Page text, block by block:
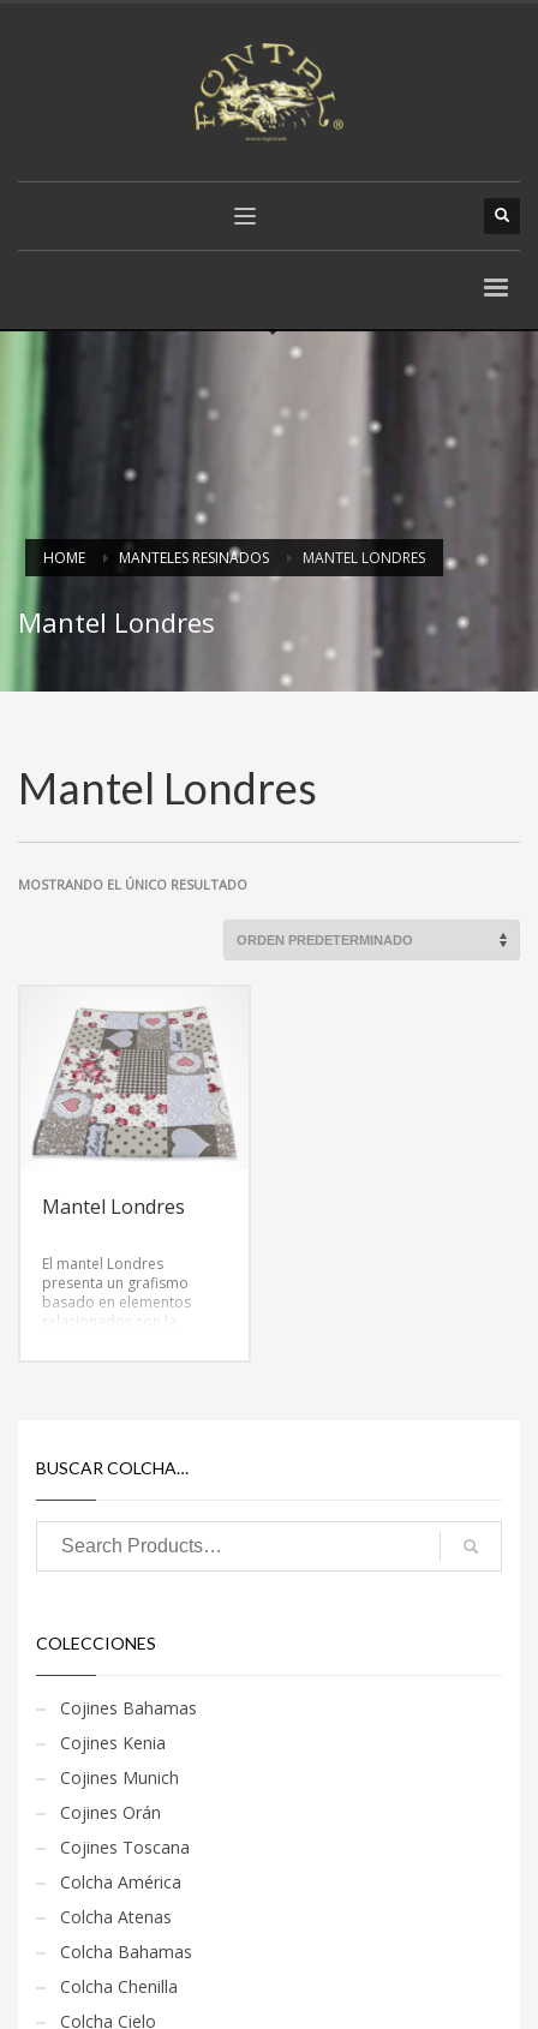
HOME MANTELES RESINADOS MANTEL LONDRES
Mantel Londres
Mantel Londres
MOSTRANDO EL ÚNICO RESULTADO
Mantel Londres
El mantel Londres
presenta un grafismo
basado en elementos
relacionados con la
BUSCAR COLCHA…
COLECCIONES
Cojines Bahamas
Cojines Kenia
Cojines Munich
Cojines Orán
Cojines Toscana
Colcha América
Colcha Atenas
Colcha Bahamas
Colcha Chenilla
Colcha Cielo